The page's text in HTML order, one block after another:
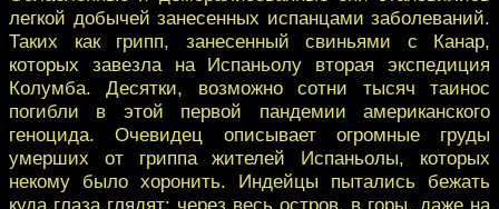
легкой добычей занесенных испанцами заболеваний.
Таких как грипп, занесенный свиньями с Канар,
которых завезла на Испаньолу вторая экспедиция
Колумба. Десятки, возможно сотни тысяч таинос
погибли в этой первой пандемии американского
геноцида. Очевидец описывает огромные груды
умерших от гриппа жителей Испаньолы, которых
некому было хоронить. Индейцы пытались бежать
куда глаза глядят: через весь остров, в горы, даже на